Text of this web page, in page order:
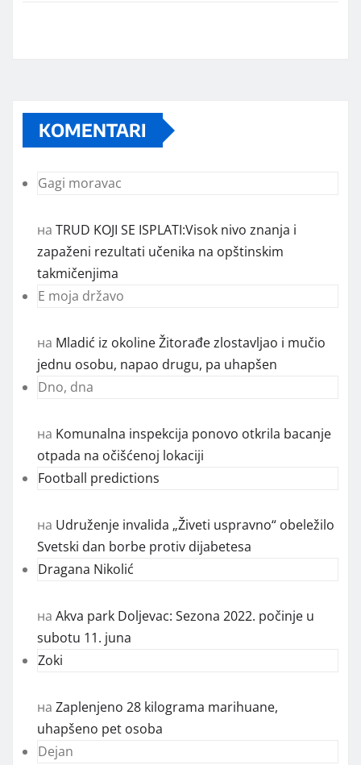
KOMENTARI
Gagi moravac
на TRUD KOJI SE ISPLATI:Visok nivo znanja i
zapaženi rezultati učenika na opštinskim
takmičenjima
E moja državo
на Mladić iz okoline Žitorađe zlostavljao i mučio
jednu osobu, napao drugu, pa uhapšen
Dno, dna
на Komunalna inspekcija ponovo otkrila bacanje
otpada na očišćenoj lokaciji
Football predictions
на Udruženje invalida „Živeti uspravno“ obeležilo
Svetski dan borbe protiv dijabetesa
Dragana Nikolić
на Akva park Doljevac: Sezona 2022. počinje u
subotu 11. juna
Zoki
на Zaplenjeno 28 kilograma marihuane,
uhapšeno pet osoba
Dejan